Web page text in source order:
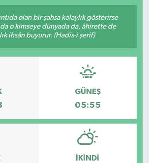
olan bir şahsa kolaylık gösterirse
o kimseye dünyada da, âhirette de
ihsân buyurur. (Hadis-i şerif)
GÜNEŞ
05:55
İKINDI